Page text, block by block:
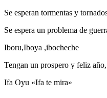
Se esperan tormentas y
Se espera un problema de
Iboru,Iboya ,ibocheche
Tengan un prospero y feliz año,
Ifa Oyu «Ifa te mira»